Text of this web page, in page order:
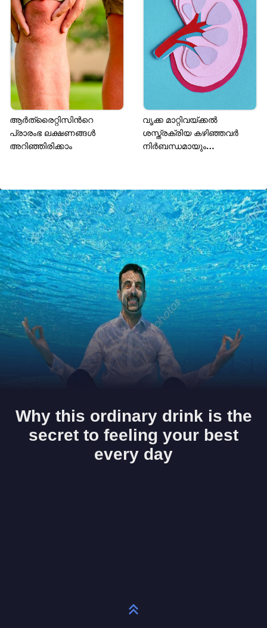
ആർത്രൈറ്റിസിന്‍റെ
പ്രാരംഭ ലക്ഷണങ്ങൾ
അറിഞ്ഞിരിക്കാം
വൃക്ക മാറ്റിവയ്ക്കൽ
ശസ്ത്രക്രിയ കഴിഞ്ഞവർ
നിർബന്ധമായും